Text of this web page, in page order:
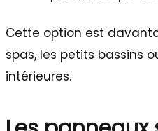
Cette option est
spas, les petits bassins
intérieures.